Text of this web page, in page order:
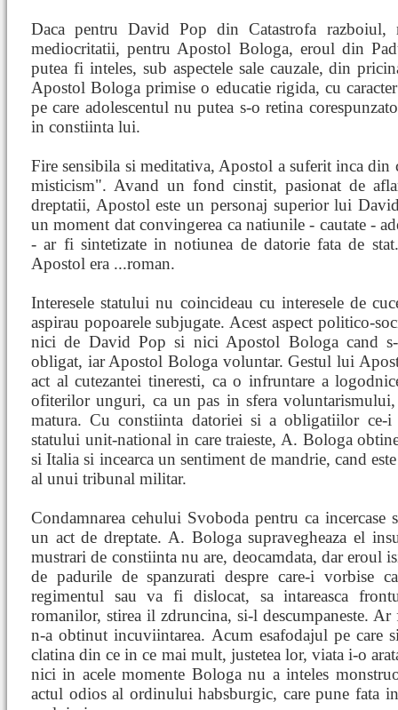
Daca pentru David Pop din Catastrofa
mediocritatii, pentru Apostol Bologa, eroul din
putea fi inteles, sub aspectele sale cauzale, din
Apostol Bologa primise o educatie rigida, cu
pe care adolescentul nu putea s-o retina
in constiinta lui.
Fire sensibila si meditativa, Apostol a suferit inca din
misticism". Avand un fond cinstit, pasionat de
dreptatii, Apostol este un personaj superior lui
un moment dat convingerea ca natiunile - cautate -
- ar fi sintetizate in notiunea de datorie fata de
Apostol era ...roman.
Interesele statului nu coincideau cu interesele de
aspirau popoarele subjugate. Acest aspect politico-
nici de David Pop si nici Apostol Bologa cand
obligat, iar Apostol Bologa voluntar. Gestul lui
act al cutezantei tineresti, ca o infruntare a
ofiterilor unguri, ca un pas in sfera
matura. Cu constiinta datoriei si a obligatiilor
statului unit-national in care traieste, A. Bologa
si Italia si incearca un sentiment de mandrie, cand
al unui tribunal militar.
Condamnarea cehului Svoboda pentru ca incercase
un act de dreptate. A. Bologa supravegheaza el
mustrari de constiinta nu are, deocamdata, dar eroul
de padurile de spanzurati despre care-i vorbise
regimentul sau va fi dislocat, sa intareasca
romanilor, stirea il zdruncina, si-l descumpaneste.
n-a obtinut incuviintarea. Acum esafodajul pe care
clatina din ce in ce mai mult, justetea lor, viata i-o
nici in acele momente Bologa nu a inteles
actul odios al ordinului habsburgic, care pune fata